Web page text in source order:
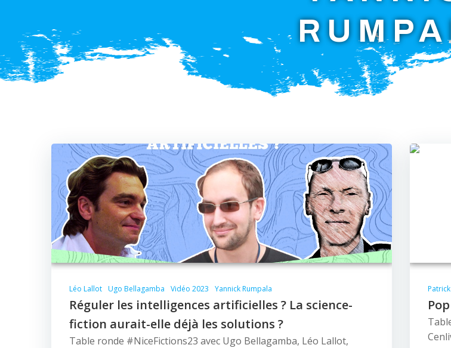
Léo Lallot Ugo Bellagamba Vidéo 2023 Yannick Rumpala
Réguler les intelligences artificielles ? La science-
fiction aurait-elle déjà les solutions ?
Table ronde #NiceFictions23 avec Ugo Bellagamba, Léo Lallot,